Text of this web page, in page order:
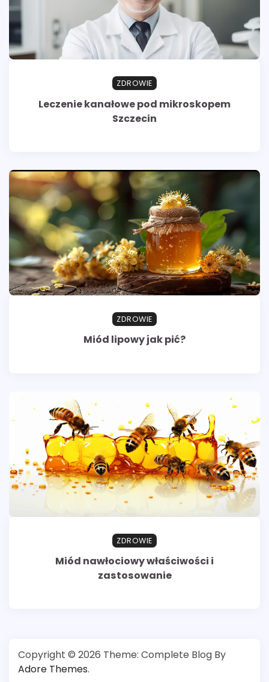
ZDROWIE
Leczenie kanałowe pod mikroskopem
Szczecin
ZDROWIE
Miód lipowy jak pić?
ZDROWIE
Miód nawłociowy właściwości i
zastosowanie
Copyright © 2026 Theme: Complete Blog By
Adore Themes.